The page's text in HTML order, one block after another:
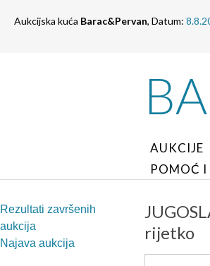
Aukcijska kuća Barac&Pervan, Datum:
AUKCIJE
POMOĆ
Rezultati završenih
aukcija
Najava aukcija
rijetko